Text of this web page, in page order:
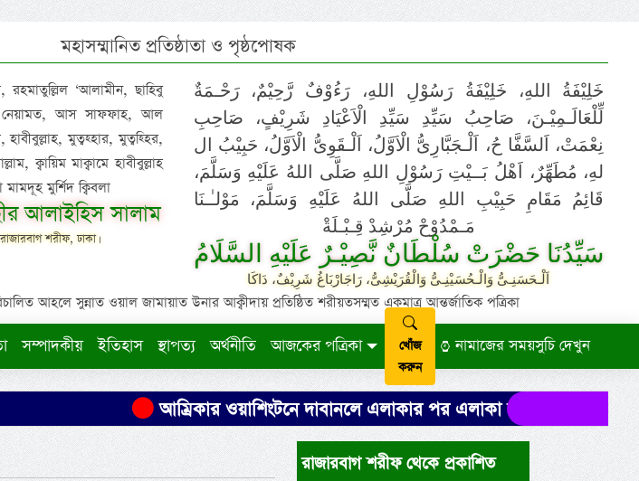
মহাসম্মানিত প্রতিষ্ঠাতা ও পৃষ্ঠপোষক
‘আলামীন, ছাহিবু
নেয়ামত, আস সাফফাহ, আল
মুত্বহ্হার, মুত্বহ্হির,
ক্বায়িম মাক্বামে হাবীবুল্লাহ
মামদূহ মুর্শিদ ক্বিবলা
আলাইহিস সালাম
শরীফ, ঢাকা।
خَلِيْفَةُ اللهِ، خَلِيْفَةُ رَسُوْلِ اللهِ، رَءُوْفٌ رَّحِيْمٌ، رَحْـمَةٌ
لِّلْعَالَـمِيْـنَ، صَاحِبُ سَيِّدِ سَيِّدِ الْاَعْيَادِ شَرِيْفٍ، صَاحِبِ
نِعْمَتْ، اَلسَّفَّا حُ، اَلْـجَبَّارِىُّ الْاَوَّلُ، اَلْـقَوِىُّ الْاَوَّلُ، حَبِيْبُ ال
لهِ، مُطَهِّرٌ، اَهْلُ بَــيْتِ رَسُوْلِ اللهِ صَلَّى اللهُ عَلَيْهِ وَسَلَّمَ،
قَائِمُ مَقَامِ حَبِيْبِ اللهِ صَلَّى اللهُ عَلَيْهِ وَسَلَّمَ، مَوْلـٰـنَا
مَـمْدُوْحْ مُرْشِدْ قِـبْـلَةْ
سَيِّدُنَا حَضْرَتْ سُلْطَانٌ نَّصِيْـرٌ عَلَيْهِ السَّلَامُ
اَلْـحَسَنِـىُّ وَالْـحُسَيْنِـىُّ وَالْقُرَيْشِىُّ، رَاجَارْبَاغُ شَرِيْفٌ، دَاكَا
আহলে সুন্নাত ওয়াল জামায়াত উনার আক্বীদায় প্রতিষ্ঠিত শরীয়তসম্মত একমাত্র আন্তর্জাতিক পত্রিকা
সম্পাদকীয় ইতিহাস স্থাপত্য অর্থনীতি আজকের পত্রিকা
খোঁজ
করুন
নামাজের সময়সুচি দেখুন
আম্রিকার ওয়াশিংটনে দাবানলে এলাকার পর এলাকা বাড়ি-গাড়িসহ এভাবেই পুড়ে
রাজারবাগ শরীফ থেকে প্রকাশিত